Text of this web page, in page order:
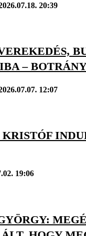
20:39
–
12:07
19:06